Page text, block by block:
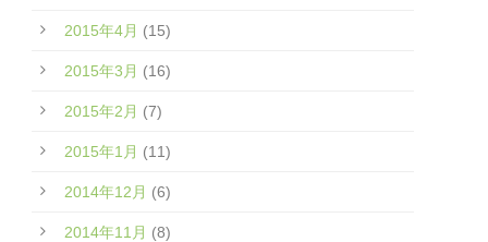
2015年4月 (15)
2015年3月 (16)
2015年2月 (7)
2015年1月 (11)
2014年12月 (6)
2014年11月 (8)